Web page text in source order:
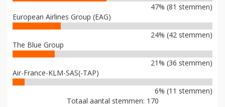
47% (81 stemmen)
European Airlines Group (EAG)
24% (42 stemmen)
The Blue Group
21% (36 stemmen)
Air-France-KLM-SAS(-TAP)
6% (11 stemmen)
Totaal aantal stemmen: 170